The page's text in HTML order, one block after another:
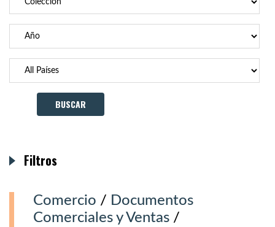
Comercio / Documentos
Comerciales y Ventas /
Filtros